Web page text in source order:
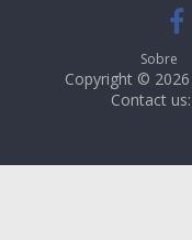
Sobre
Copyright © 2026
Contact us: